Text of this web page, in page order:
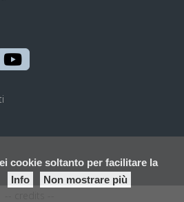
cookie soltanto per facilitare la
Info Non mostrare più